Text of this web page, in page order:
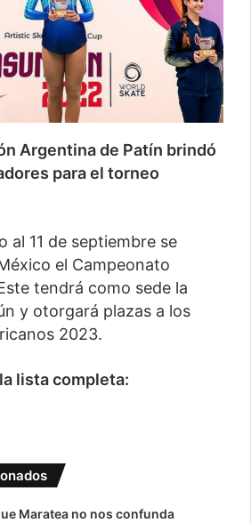
Argentina de Patín brindó
para el torneo
al 11 de septiembre se
el Campeonato
tendrá como sede la
y otorgará plazas a los
2023.
lista completa:
Maratea no nos confunda